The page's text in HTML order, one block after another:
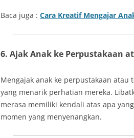
Baca juga : Cara Kreatif Mengajar
6. Ajak Anak ke Perpustakaan
Mengajak anak ke perpustakaan
yang menarik perhatian mereka.
merasa memiliki kendali atas apa
momen yang menyenangkan.